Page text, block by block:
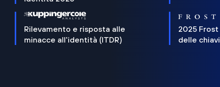
Rilevamento e risposta alle
minacce all'identità (ITDR)
2025 Frost
delle